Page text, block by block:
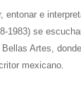
entonar e
1983) se
Artes,
mexicano.